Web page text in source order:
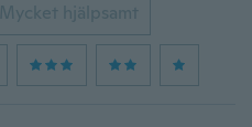
Mycket hjälpsamt